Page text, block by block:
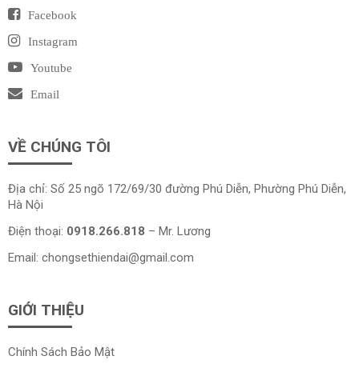
Facebook
Instagram
Youtube
Email
VỀ CHÚNG TÔI
Địa chỉ: Số 25 ngõ 172/69/30 đường Phú Diễn, Phường Phú Diễn,
Hà Nội
Điện thoại: 0918.266.818 – Mr. Lương
Email: chongsethiendai@gmail.com
GIỚI THIỆU
Chính Sách Bảo Mật